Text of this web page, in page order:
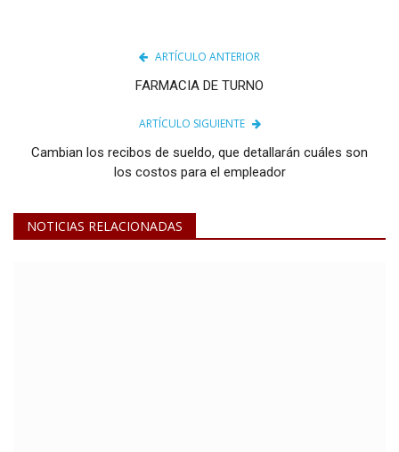
ARTÍCULO ANTERIOR
FARMACIA DE TURNO
ARTÍCULO SIGUIENTE
Cambian los recibos de sueldo, que detallarán cuáles son
los costos para el empleador
NOTICIAS RELACIONADAS